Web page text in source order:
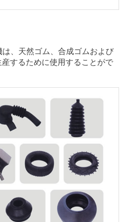
は、天然ゴム、合成ゴムおよび
するために使用することがで